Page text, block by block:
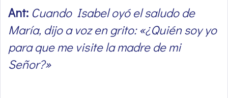
Ant: Cuando Isabel oyó el saludo de
María, dijo a voz en grito: «¿Quién soy yo
para que me visite la madre de mi
Señor?»